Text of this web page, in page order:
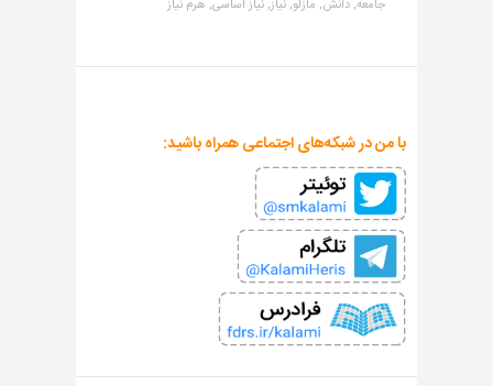
جامعه,دانش, مازلو,نیاز,نیاز اساسی, هرم نیاز
با من در شبکه‌های اجتماعی همراه باشید: